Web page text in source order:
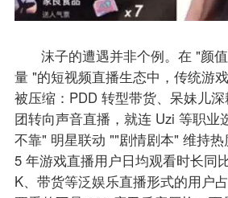
沫子的遭遇并非个例。在 "颜
量 "的短视频直播生态中，传统游
被压缩：PDD 转型带货、呆妹儿
团转向声音直播，就连 Uzi 等职业
不靠" 明星联动 ""剧情剧本" 维持
5 年游戏直播用户日均观看时长同
K、带货等泛娱乐直播形式的用户